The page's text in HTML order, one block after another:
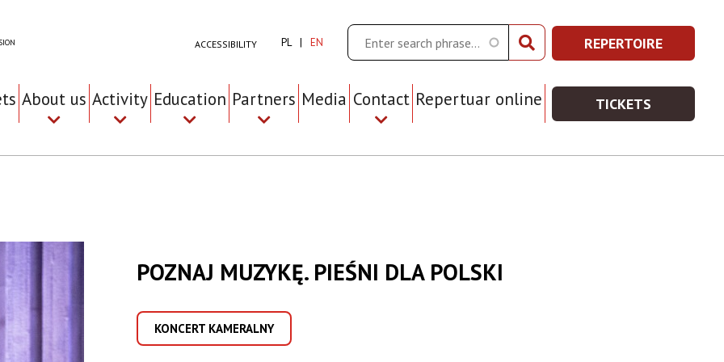
ACCESSIBILITY PL EN Search
About us Activity Education Partners Media Contact Repertuar online
Prawe
Top
Menu
REPERTOIRE
REPERTOIRE
WIĘCEJ
INFORMACJI
TICKETS
TICKETS
POZNAJ MUZYKĘ. PIEŚNI DLA POLSKI
KONCERT KAMERALNY